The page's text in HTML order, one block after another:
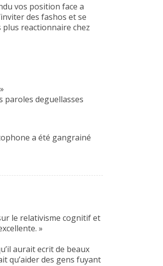
vos position face a
des fashos et se
reactionnaire chez
paroles deguellasses
a été gangrainé
le relativisme cognitif et
»
aurait ecrit de beaux
qu’aider des gens fuyant